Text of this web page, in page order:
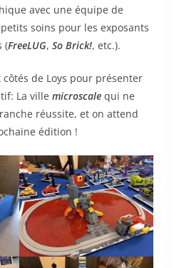
avec une équipe de
soins pour les exposants
(FreeLUG, So Brick!, etc.).
côtés de Loys pour présenter
La ville microscale qui ne
réussite, et on attend
édition !